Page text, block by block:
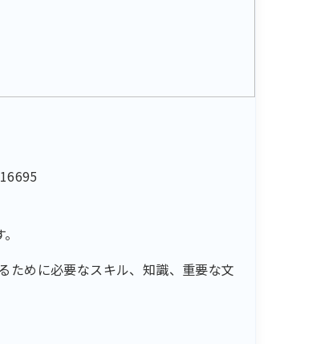
ために必要なスキル、知識、重要な文